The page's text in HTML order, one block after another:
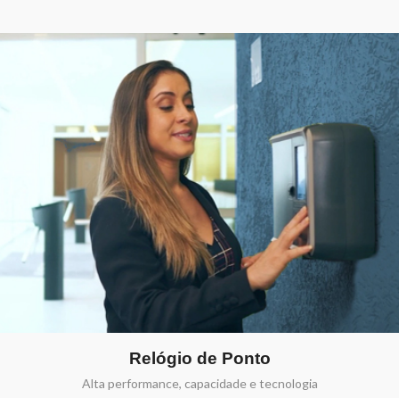
Relógio de Ponto
Alta performance, capacidade e tecnologia